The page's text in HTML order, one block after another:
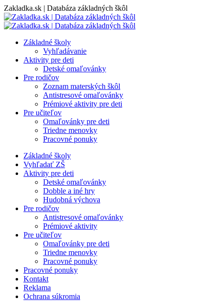
Skip
to
content
Zakladka.sk | Databáza základných škôl
Základné školy
Vyhľadávanie
Aktivity pre deti
Detské omaľovánky
Pre rodičov
Zoznam materských škôl
Antistresové omaľovánky
Prémiové aktivity pre deti
Pre učiteľov
Omaľovánky pre deti
Triedne menovky
Pracovné ponuky
Základné školy
Vyhľadať ZŠ
Aktivity pre deti
Detské omaľovánky
Dobble a iné hry
Hudobná výchova
Pre rodičov
Antistresové omaľovánky
Prémiové aktivity
Pre učiteľov
Omaľovánky pre deti
Triedne menovky
Pracovné ponuky
Pracovné ponuky
Kontakt
Reklama
Ochrana súkromia